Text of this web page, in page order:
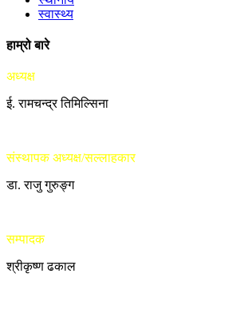
स्वास्थ्य
हाम्रो बारे
अध्यक्ष
ई. रामचन्द्र तिमिल्सिना
संस्थापक अध्यक्ष/सल्लाहकार
डा. राजु गुरुङ्ग
सम्पादक
श्रीकृष्ण ढकाल